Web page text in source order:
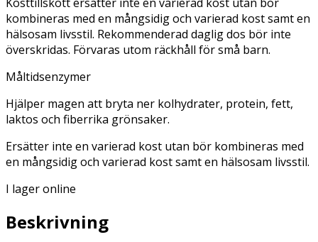
kombineras med en mångsidig och varierad kost samt en
hälsosam livsstil. Rekommenderad daglig dos bör inte
överskridas. Förvaras utom räckhåll för små barn.
Måltidsenzymer
Hjälper magen att bryta ner kolhydrater, protein, fett,
laktos och fiberrika grönsaker.
Ersätter inte en varierad kost utan bör kombineras med
en mångsidig och varierad kost samt en hälsosam livsstil.
I lager online
Beskrivning